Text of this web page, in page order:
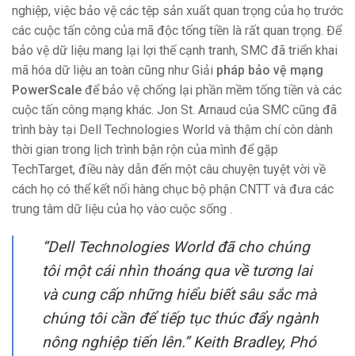
nghiệp, việc bảo vệ các tệp sản xuất quan trọng của họ trước
các cuộc tấn công của mã độc tống tiền là rất quan trọng. Để
bảo vệ dữ liệu mang lại lợi thế cạnh tranh, SMC đã triển khai
mã hóa dữ liệu an toàn cũng như Giải pháp bảo vệ mạng
PowerScale để bảo vệ chống lại phần mềm tống tiền và các
cuộc tấn công mạng khác. Jon St. Arnaud của SMC cũng đã
trình bày tại Dell Technologies World và thậm chí còn dành
thời gian trong lịch trình bận rộn của mình để gặp
TechTarget, điều này dẫn đến một câu chuyện tuyệt vời về
cách họ có thể kết nối hàng chục bộ phận CNTT và đưa các
trung tâm dữ liệu của họ vào cuộc sống .
“Dell Technologies World đã cho chúng
tôi một cái nhìn thoáng qua về tương lai
và cung cấp những hiểu biết sâu sắc mà
chúng tôi cần để tiếp tục thúc đẩy ngành
nông nghiệp tiến lên.” Keith Bradley, Phó